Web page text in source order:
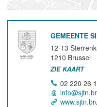
GEMEENTE
12-13
1210 Brussel
ZIE KAART
02 220 26